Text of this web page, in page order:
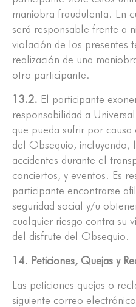
maniobra fraudulenta. En
será responsable frente a
violación de los presentes
realización de una
otro participante.
13.2. El participante
responsabilidad a
que pueda sufrir por
del Obsequio, incluyendo,
accidentes durante el
conciertos, y eventos. Es
participante encontrarse
seguridad social y/u
cualquier riesgo contra su
del disfrute del Obsequio.
14. Peticiones, Quejas y
Las peticiones quejas o
siguiente correo electrónico